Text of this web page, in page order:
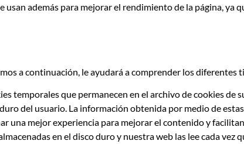
usan además para mejorar el rendimiento de la página, ya
a continuación, le ayudará a comprender los diferentes
temporales que permanecen en el archivo de cookies
del usuario. La información obtenida por medio de
una mejor experiencia para mejorar el contenido y
en el disco duro y nuestra web las lee cada